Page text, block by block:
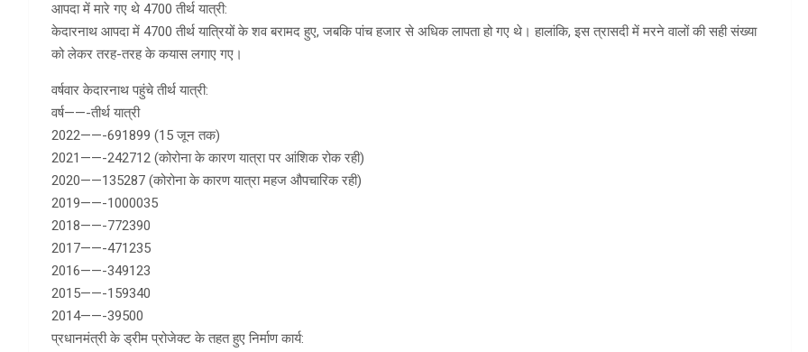
आपदा में मारे गए थे 4700 तीर्थ यात्री:
केदारनाथ आपदा में 4700 तीर्थ यात्रियों के शव बरामद हुए, जबकि पांच हजार से अधिक लापता हो गए थे। हालांकि, इस त्रासदी में मरने वालों की सही संख्या
को लेकर तरह-तरह के कयास लगाए गए।
वर्षवार केदारनाथ पहुंचे तीर्थ यात्री:
वर्ष——-तीर्थ यात्री
2022——-691899 (15 जून तक)
2021——-242712 (कोरोना के कारण यात्रा पर आंशिक रोक रही)
2020——135287 (कोरोना के कारण यात्रा महज औपचारिक रही)
2019——-1000035
2018——-772390
2017——-471235
2016——-349123
2015——-159340
2014——-39500
प्रधानमंत्री के ड्रीम प्रोजेक्ट के तहत हुए निर्माण कार्य: